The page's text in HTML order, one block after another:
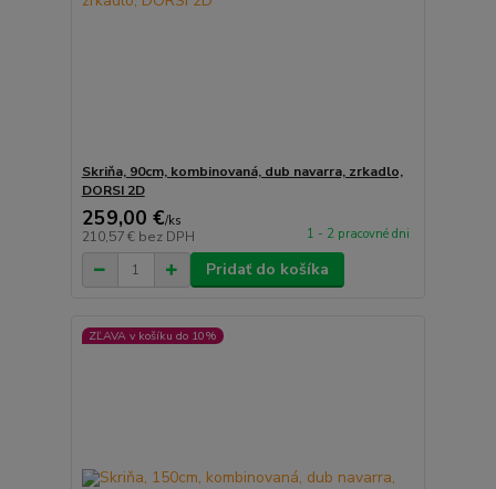
Skriňa, 90cm, kombinovaná, dub navarra, zrkadlo,
DORSI 2D
259,00 €/ks
210,57 € bez DPH 1 - 2 pracovné dni
Pridať do košíka
ZĽAVA v košíku do 10%